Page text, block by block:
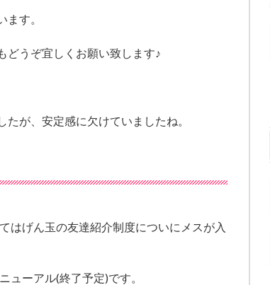
す。
どうぞ宜しくお願い致します♪
が、安定感に欠けていましたね。
はげん玉の友達紹介制度についにメスが入
ューアル(終了予定)です。